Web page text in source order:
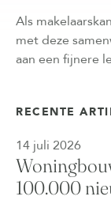
Als
met deze
aan een fijnere
RECENTE
14 juli 2026
100.000